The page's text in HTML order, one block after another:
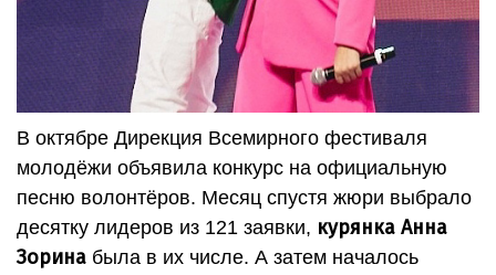
В октябре Дирекция Всемирного фестиваля
молодёжи объявила конкурс на официальную
песню волонтёров. Месяц спустя жюри выбрало
десятку лидеров из 121 заявки, курянка Анна
Зорина была в их числе. А затем началось